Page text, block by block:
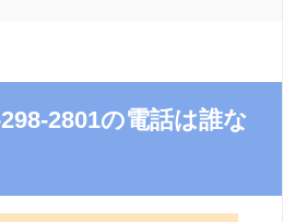
2801の電話は誰な